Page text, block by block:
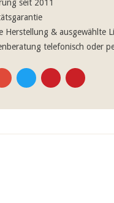
seit 2011
Herstellung & ausgewählte
telefonisch oder